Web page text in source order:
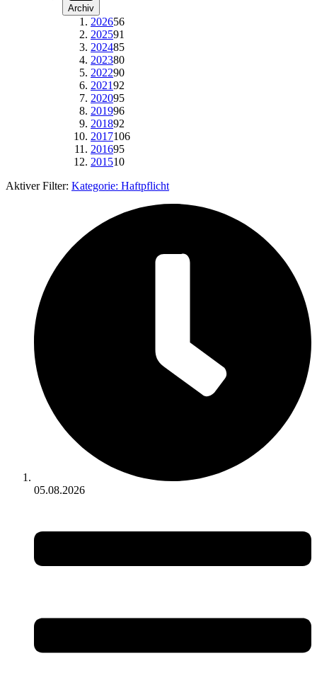
Archiv
202656
202591
202485
202380
202290
202192
202095
201996
201892
2017106
201695
201510
Aktiver Filter: Kategorie: Haftpflicht
05.08.2026